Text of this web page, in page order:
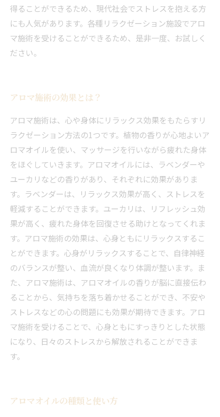
得ることができるため、現代社会でストレスを抱える方
にも人気があります。各種リラクゼーション施設でアロ
マ施術を受けることができるため、是非一度、お試しく
ださい。
アロマ施術の効果とは？
アロマ施術は、心や身体にリラックス効果をもたらすリ
ラクゼーション方法の1つです。植物の香りが心地よいア
ロマオイルを使い、マッサージを行いながら疲れた身体
をほぐしていきます。アロマオイルには、ラベンダーや
ユーカリなどの香りがあり、それぞれに効果がありま
す。ラベンダーは、リラックス効果が高く、ストレスを
軽減することができます。ユーカリは、リフレッシュ効
果が高く、疲れた身体を回復させる助けとなってくれま
す。アロマ施術の効果は、心身ともにリラックスするこ
とができます。心身がリラックスすることで、自律神経
のバランスが整い、血流が良くなり体調が整います。ま
た、アロマ施術は、アロマオイルの香りが脳に直接伝わ
ることから、気持ちを落ち着かせることができ、不安や
ストレスなどの心の問題にも効果が期待できます。アロ
マ施術を受けることで、心身ともにすっきりとした状態
になり、日々のストレスから解放されることができま
す。
アロマオイルの種類と使い方